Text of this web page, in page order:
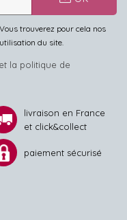
trouverez pour cela nos
du site.
et la politique de
livraison en France
et click&collect
paiement sécurisé